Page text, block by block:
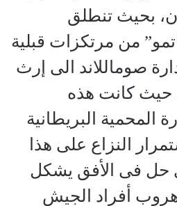
بحيث تنطلق
من مرتكزات قبلية
صوماللاند الى إرث
حيث كانت هذه
المحمية البريطانية
النزاع على هذا
حل فى الأفق يشكل
أفراد الجيش